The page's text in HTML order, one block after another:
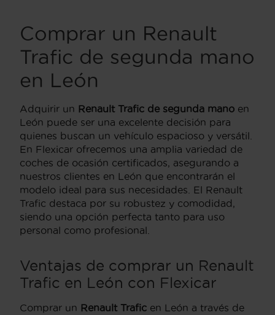
Comprar un Renault
Trafic de segunda mano
en León
Adquirir un Renault Trafic de segunda mano en
León puede ser una excelente decisión para
quienes buscan un vehículo espacioso y versátil.
En Flexicar ofrecemos una amplia variedad de
coches de ocasión certificados, asegurando a
nuestros clientes en León que encontrarán el
modelo ideal para sus necesidades. El Renault
Trafic destaca por su robustez y comodidad,
siendo una opción perfecta tanto para uso
personal como profesional.
Ventajas de comprar un Renault
Trafic en León con Flexicar
Comprar un Renault Trafic en León a través de